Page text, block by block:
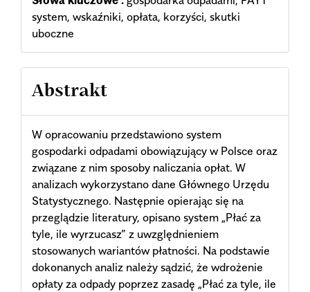
system, wskaźniki, opłata, korzyści, skutki
uboczne
Abstrakt
W opracowaniu przedstawiono system
gospodarki odpadami obowiązujący w Polsce oraz
związane z nim sposoby naliczania opłat. W
analizach wykorzystano dane Głównego Urzędu
Statystycznego. Następnie opierając się na
przeglądzie literatury, opisano system „Płać za
tyle, ile wyrzucasz” z uwzględnieniem
stosowanych wariantów płatności. Na podstawie
dokonanych analiz należy sądzić, że wdrożenie
opłaty za odpady poprzez zasadę „Płać za tyle, ile